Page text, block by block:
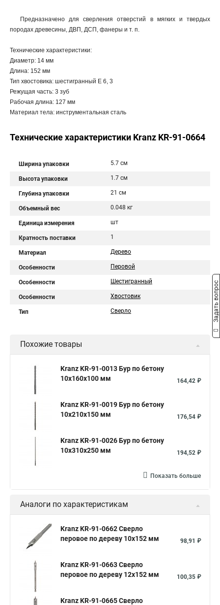
Предназначено для сверления отверстий в мягких и твердых
породах древесины, ДВП, ДСП, фанеры и т. п.
Технические характеристики:
Диаметр: 14 мм
Длина: 152 мм
Тип хвостовика: шестигранный Е 6, 3
Режущая часть: 3 зуб
Рабочая длина: 127 мм
Материал тела: инструментальная сталь
Технические характеристики Kranz KR-91-0664
Ширина упаковки 5.7 см
Высота упаковки 1.7 см
Глубина упаковки 21 см
Объемный вес 0.048 кг
Единица измерения шт
Кратность поставки 1
Материал Дерево
Особенности Перовой
Особенности Шестигранный
Особенности Хвостовик
Тип Сверло
Похожие товары
Kranz KR-91-0013 Бур по бетону
10x160x100 мм
164,42 ₽
Kranz KR-91-0019 Бур по бетону
10x210x150 мм
176,54 ₽
Kranz KR-91-0026 Бур по бетону
10x310x250 мм
194,52 ₽
Показать больше
Аналоги по характеристикам
Kranz KR-91-0662 Сверло
перовое по дереву 10х152 мм
98,91 ₽
Kranz KR-91-0663 Сверло
перовое по дереву 12х152 мм
100,35 ₽
Kranz KR-91-0665 Сверло
Задать вопрос